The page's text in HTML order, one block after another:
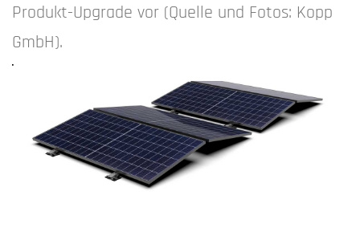
Produkt-Upgrade vor (Quelle und Fotos: Kopp
GmbH).